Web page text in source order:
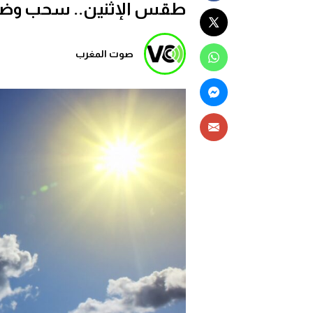
طقس الإثنين.. سحب
صوت المغرب